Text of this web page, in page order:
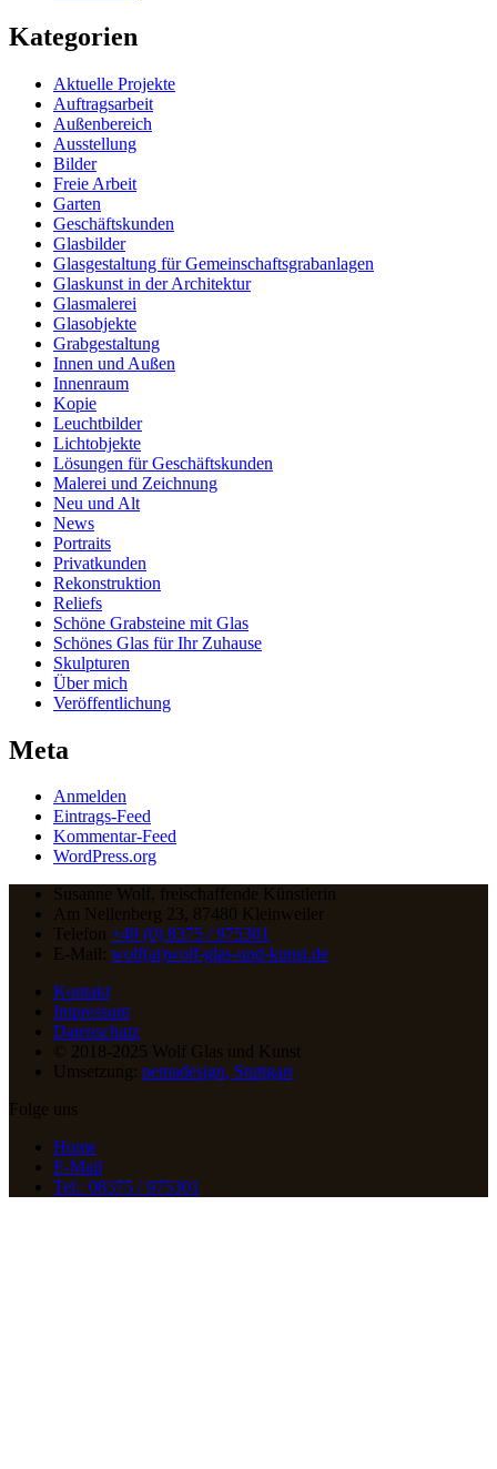
Kategorien
Aktuelle Projekte
Auftragsarbeit
Außenbereich
Ausstellung
Bilder
Freie Arbeit
Garten
Geschäftskunden
Glasbilder
Glasgestaltung für Gemeinschaftsgrabanlagen
Glaskunst in der Architektur
Glasmalerei
Glasobjekte
Grabgestaltung
Innen und Außen
Innenraum
Kopie
Leuchtbilder
Lichtobjekte
Lösungen für Geschäftskunden
Malerei und Zeichnung
Neu und Alt
News
Portraits
Privatkunden
Rekonstruktion
Reliefs
Schöne Grabsteine mit Glas
Schönes Glas für Ihr Zuhause
Skulpturen
Über mich
Veröffentlichung
Meta
Anmelden
Eintrags-Feed
Kommentar-Feed
WordPress.org
Susanne Wolf, freischaffende Künstlerin
Am Nellenberg 23, 87480 Kleinweiler
Telefon +49 (0) 8375 / 975301
E-Mail: wolf(at)wolf-glas-und-kunst.de
Kontakt
Impressum
Datenschutz
© 2018-2025 Wolf Glas und Kunst
Umsetzung: nemadesign, Stuttgart
Folge uns
Home
E-Mail
Tel.: 08375 / 975301